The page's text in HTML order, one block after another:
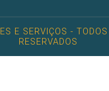
E SERVIÇOS -
RESERVADOS